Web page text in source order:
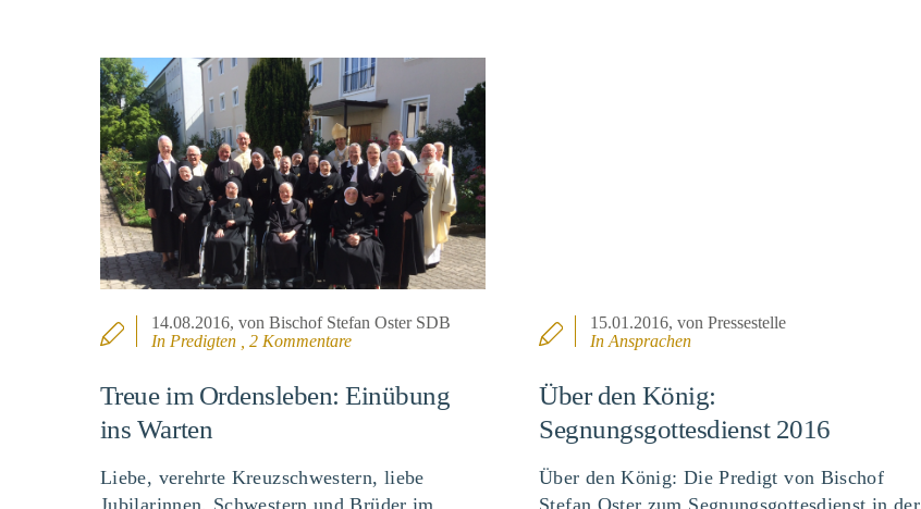
14.08.2016, von Bischof Stefan Oster SDB
In Predigten, 2 Kommentare
Treue im Ordensleben: Einübung
ins Warten
Liebe, verehrte Kreuzschwestern, liebe
15.01.2016, von Pressestelle
In Ansprachen
Über den König:
Segnungsgottesdienst 2016
Über den König: Die Predigt von Bischof